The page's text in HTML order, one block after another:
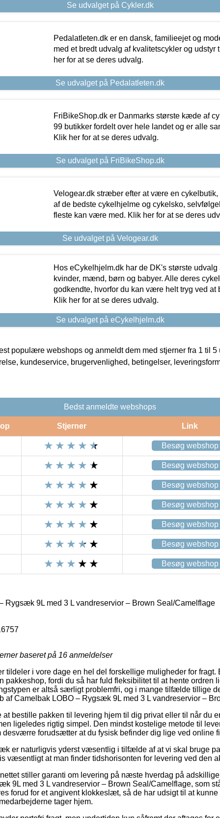
Se udvalget på Cykler.dk
Pedalatleten.dk er en dansk, familieejet og
med et bredt udvalg af kvalitetscykler og udstyr
her for at se deres udvalg.
Se udvalget på Pedalatleten.dk
FriBikeShop.dk er Danmarks største kæde af
99 butikker fordelt over hele landet og er alle
Klik her for at se deres udvalg.
Se udvalget på FriBikeShop.dk
Velogear.dk stræber efter at være en cykelbutik,
af de bedste cykelhjelme og cykelsko,
fleste kan være med. Klik her for at se deres
Se udvalget på Velogear.dk
Hos eCykelhjelm.dk har de DK's største
kvinder, mænd, børn og babyer. Alle deres
godkendte, hvorfor du kan være helt tryg ved at
Klik her for at se deres udvalg.
Se udvalget på eCykelhjelm.dk
populære webshops og anmeldt dem med stjerner fra 1 til 5
kundeservice, brugervenlighed, betingelser,
Bedst anmeldte webshops
Stjerner Link
Besøg webshop
Besøg webshop
Besøg webshop
Besøg webshop
Besøg webshop
Besøg webshop
Besøg webshop
Rygsæk 9L med 3 L vandreservior – Brown Seal/Camelflage
baseret på 16 anmeldelser
tildeler i vore dage en hel del forskellige muligheder for fragt.
pakkeshop, fordi du så har fuld fleksibilitet til at hente ordren
er altså særligt problemfri, og i mange tilfælde tillige
af Camelbak LOBO – Rygsæk 9L med 3 L vandreservior –
bestille pakken til levering hjem til dig privat eller til når du
ligeledes rigtig simpel. Den mindst kostelige metode til
desværre forudsætter at du fysisk befinder dig lige ved online
er naturligvis yderst væsentlig i tilfælde af at vi skal bruge
væsentligt at man finder tidshorisonten for levering ved den
stiller garanti om levering på næste hverdag på
9L med 3 L vandreservior – Brown Seal/Camelflage, som
forud for et angivent klokkeslæt, så de har udsigt til at kunne
tager hjem.